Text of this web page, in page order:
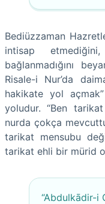
Bediüzzaman
intisap
bağlanmadığını
Risale-i Nur’da
hakikate yol
yoludur. “Ben
nurda çokça
tarikat mensubu
tarikat ehli bir mürid
“Abdulkādir-i